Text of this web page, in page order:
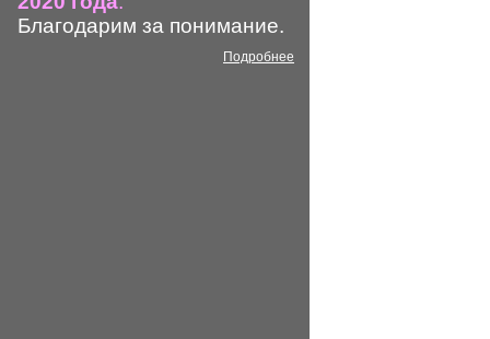
Благодарим за понимание.
Подробнее